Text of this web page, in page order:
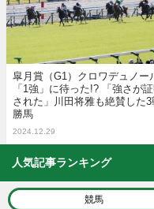
皐月賞（G1）クロワデュノー
「1強」に待った!? 「強さが
された」川田将雅も絶賛した3
勝馬
2024.12.29
人気記事ランキング
競馬